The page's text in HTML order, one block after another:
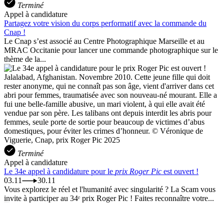
Terminé
Appel à candidature
Partagez votre vision du corps performatif avec la commande du
Cnap !
Le Cnap s’est associé au Centre Photographique Marseille et au
MRAC Occitanie pour lancer une commande photographique sur le
thème de la...
Jalalabad, Afghanistan. Novembre 2010. Cette jeune fille qui doit
rester anonyme, qui ne connaît pas son âge, vient d'arriver dans cet
abri pour femmes, traumatisée avec son nouveau-né mourant. Elle a
fui une belle-famille abusive, un mari violent, à qui elle avait été
vendue par son père. Les talibans ont depuis interdit les abris pour
femmes, seule porte de sortie pour beaucoup de victimes d’abus
domestiques, pour éviter les crimes d’honneur. © Véronique de
Viguerie, Cnap, prix Roger Pic 2025
Terminé
Appel à candidature
Le 34e appel à candidature pour le prix Roger Pic est ouvert !
03.11
30.11
Vous explorez le réel et l'humanité avec singularité ? La Scam vous
invite à participer au 34ᵉ prix Roger Pic ! Faites reconnaître votre...